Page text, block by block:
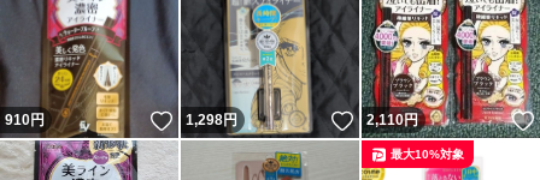
910円 いいね！
1,298円 いいね！
2,110円
最大10%対象